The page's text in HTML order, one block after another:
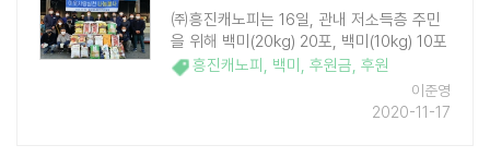
㈜흥진캐노피는 16일, 관내 저소득층 주민
을 위해 백미(20kg) 20포, 백미(10kg) 10포
및 후원금 50만원을 수원시 권선구 평동행
정복지센터에 전달했다. ㈜흥진캐노피는 제
2공장 확장이전이라는 뜻깊은 날을 맞이하
흥진캐노피 , 백미 , 후원금, 후원
이준영
2020-11-17